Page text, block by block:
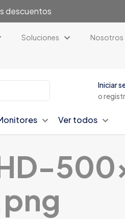
descuentos
Soluciones Nosotros
Iniciar
o
Ver todos